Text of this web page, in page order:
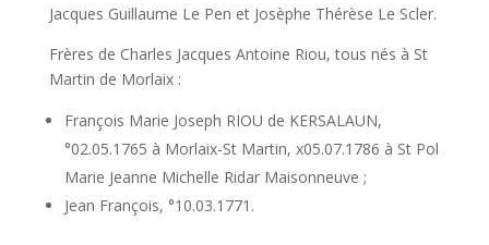
Jacques Guillaume Le Pen et Josèphe Thérèse Le Scler.
Frères de Charles Jacques Antoine Riou, tous nés à St
Martin de Morlaix :
François Marie Joseph RIOU de KERSALAUN,
°02.05.1765 à Morlaix-St Martin, x05.07.1786 à St Pol
Marie Jeanne Michelle Ridar Maisonneuve ;
Jean François, °10.03.1771.